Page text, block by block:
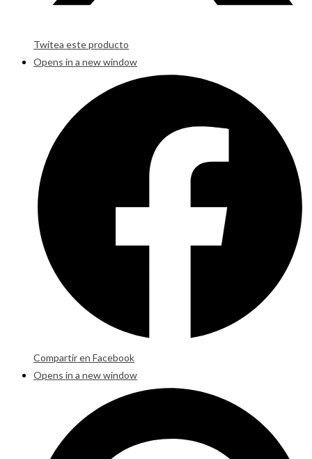
Twitea este producto
Opens in a new window
Compartir en Facebook
Opens in a new window